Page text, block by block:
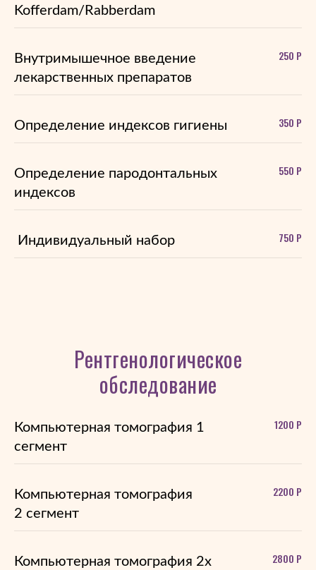
Kofferdam/Rabberdam
Внутримышечное введение
лекарственных препаратов
250 Р
Определение индексов гигиены 350 Р
Определение пародонтальных
индексов
550 Р
Индивидуальный набор 750 Р
Рентгенологическое
обследование
Компьютерная томография 1
сегмент
1200 Р
Компьютерная томография
2 сегмент
2200 Р
Компьютерная томография 2х
2800 Р